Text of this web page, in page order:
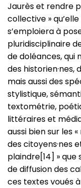
Jaurès et rendre
collective »
s’emploiera à
pluridisciplinaire
de doléances, qui
des historien·nes,
mais aussi des
stylistique,
textométrie,
littéraires et
aussi bien sur les
des citoyens·nes
plaindre[14] »
de diffusion des
ces textes voués